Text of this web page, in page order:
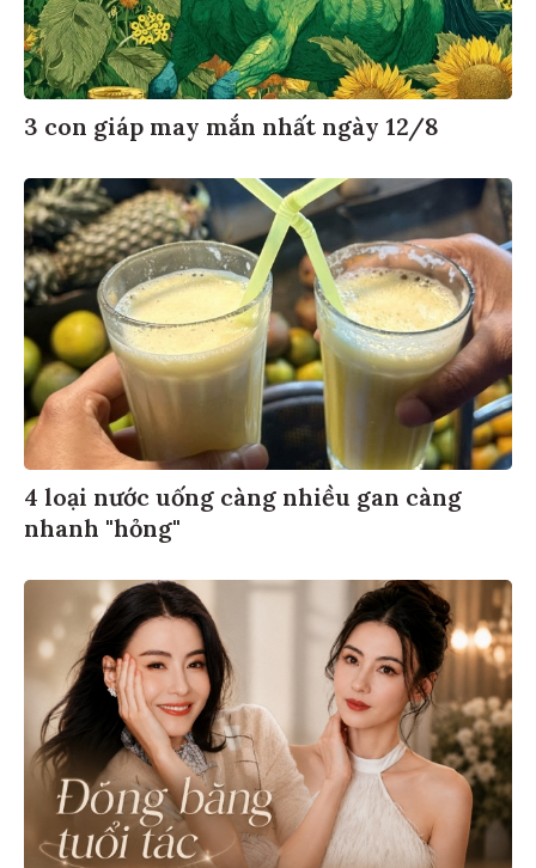
3 con giáp may mắn nhất ngày 12/8
4 loại nước uống càng nhiều gan càng
nhanh "hỏng"